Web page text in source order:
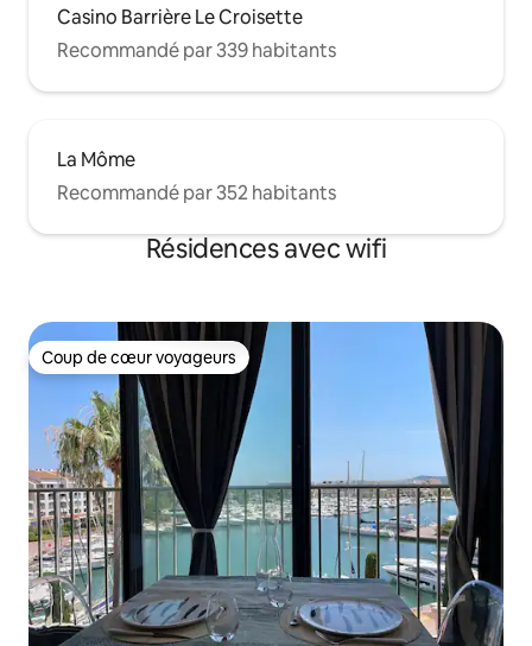
Casino Barrière Le Croisette
Recommandé par 339 habitants
La Môme
Recommandé par 352 habitants
Résidences avec wifi
Coup de cœur voyageurs
Coup de cœur voyageurs